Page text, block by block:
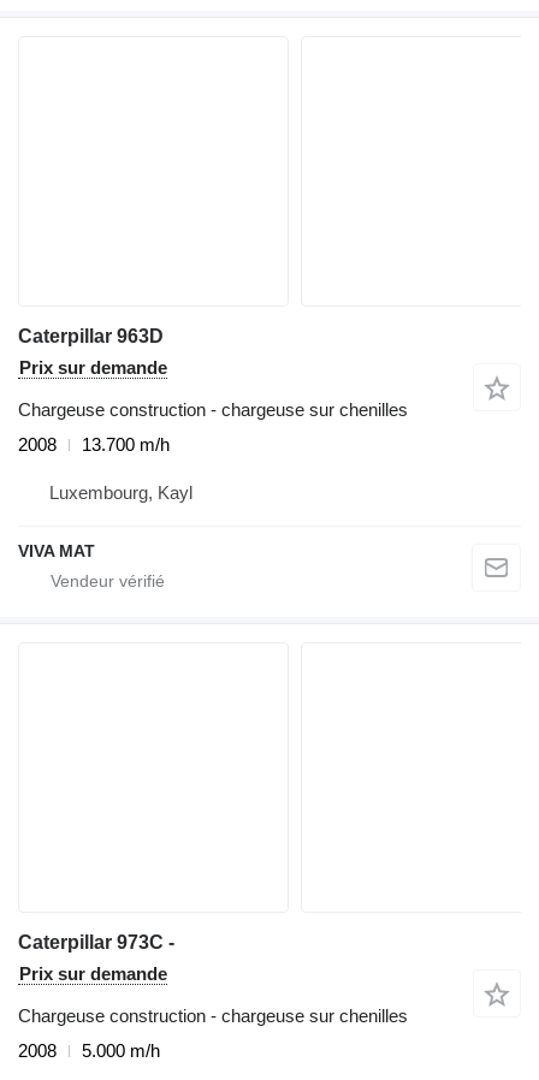
Caterpillar 963D
Prix sur demande
Chargeuse construction - chargeuse sur chenilles
2008
13.700 m/h
Luxembourg, Kayl
VIVA MAT
Caterpillar 973C -
Prix sur demande
Chargeuse construction - chargeuse sur chenilles
2008
5.000 m/h